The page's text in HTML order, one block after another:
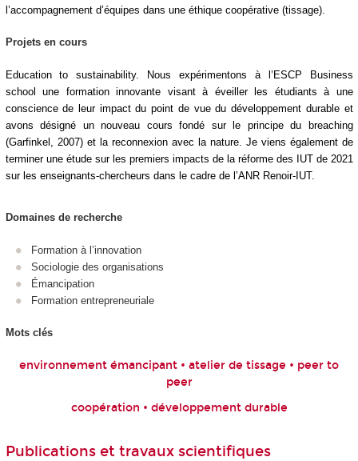
l’accompagnement d’équipes dans une éthique coopérative (tissage).
Projets en cours
Education to sustainability. Nous expérimentons à l’ESCP Business
school une formation innovante visant à éveiller les étudiants à une
conscience de leur impact du point de vue du développement durable et
avons désigné un nouveau cours fondé sur le principe du breaching
(Garfinkel, 2007) et la reconnexion avec la nature. Je viens également de
terminer une étude sur les premiers impacts de la réforme des IUT de 2021
sur les enseignants-chercheurs dans le cadre de l’ANR Renoir-IUT.
Domaines de recherche
Formation à l’innovation
Sociologie des organisations
Émancipation
Formation entrepreneuriale
Mots clés
environnement émancipant • atelier de tissage • peer to
peer
coopération • développement durable
Publications et travaux scientifiques